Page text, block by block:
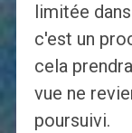
limitée
c'est un
cela
vue ne
poursuivi.